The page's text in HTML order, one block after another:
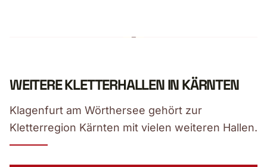
WEITERE KLETTERHALLEN IN KÄRNTEN
Klagenfurt am Wörthersee gehört zur
Kletterregion Kärnten mit vielen weiteren Hallen.